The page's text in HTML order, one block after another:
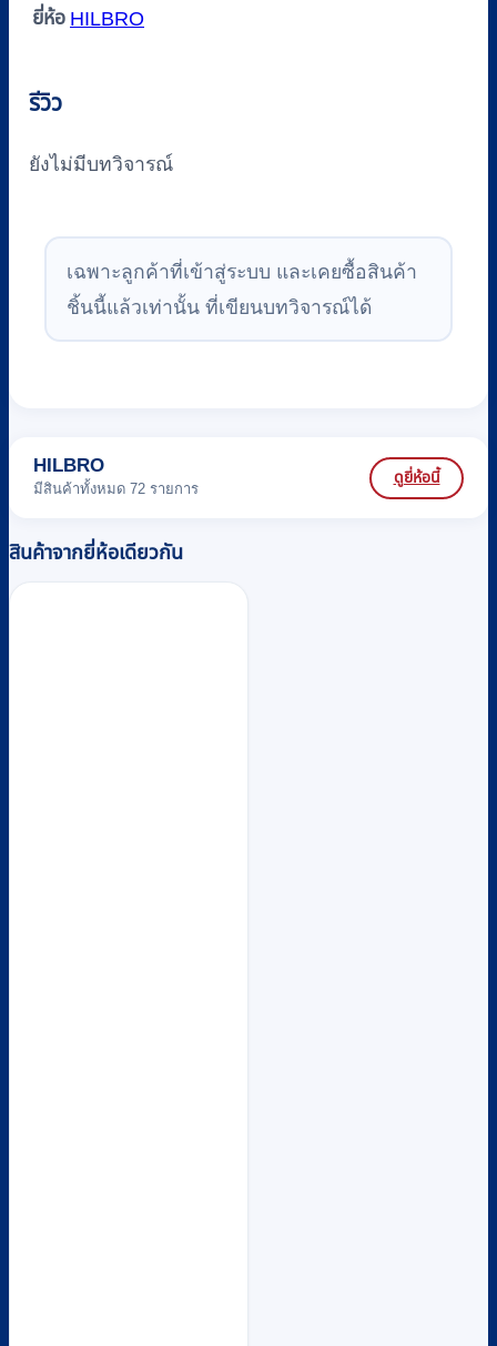
ยี่ห้อ HILBRO
รีวิว
ยังไม่มีบทวิจารณ์
เฉพาะลูกค้าที่เข้าสู่ระบบ และเคยซื้อสินค้า
ชิ้นนี้แล้วเท่านั้น ที่เขียนบทวิจารณ์ได้
HILBRO
มีสินค้าทั้งหมด 72 รายการ
ดูยี่ห้อนี้
สินค้าจากยี่ห้อเดียวกัน